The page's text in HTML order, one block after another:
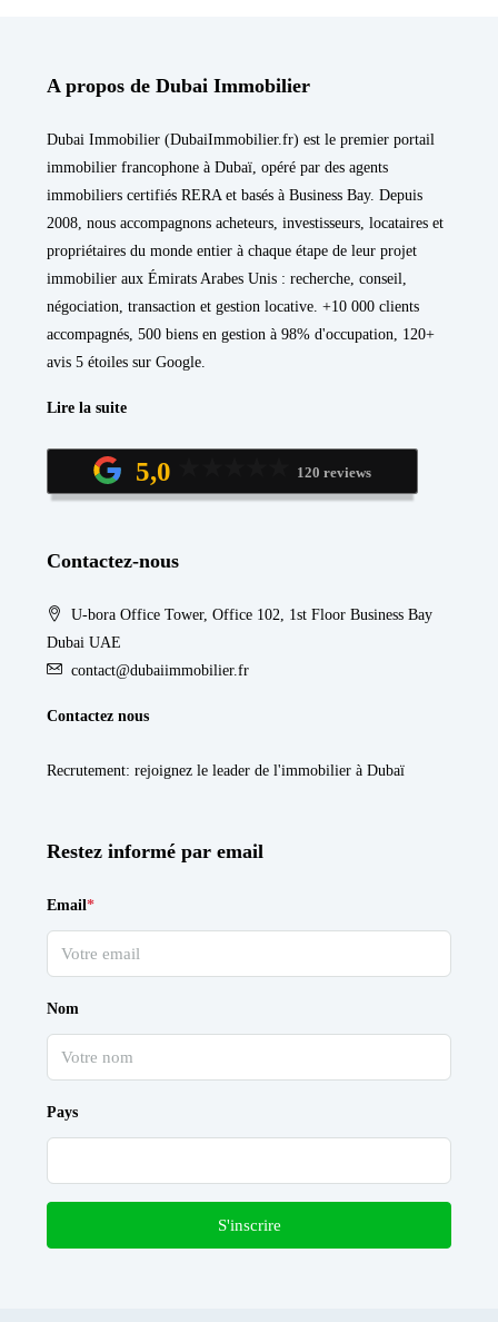
A propos de Dubai Immobilier
Dubai Immobilier (DubaiImmobilier.fr) est le premier portail
immobilier francophone à Dubaï, opéré par des agents
immobiliers certifiés RERA et basés à Business Bay. Depuis
2008, nous accompagnons acheteurs, investisseurs, locataires et
propriétaires du monde entier à chaque étape de leur projet
immobilier aux Émirats Arabes Unis : recherche, conseil,
négociation, transaction et gestion locative. +10 000 clients
accompagnés, 500 biens en gestion à 98% d'occupation, 120+
avis 5 étoiles sur Google.
Lire la suite
5,0 120 reviews
Contactez-nous
U-bora Office Tower, Office 102, 1st Floor Business Bay
Dubai UAE
contact@dubaiimmobilier.fr
Contactez nous
Recrutement: rejoignez le leader de l'immobilier à Dubaï
Restez informé par email
Email*
Nom
Pays
S'inscrire